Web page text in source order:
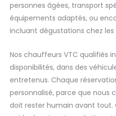
personnes âgées, transport
équipements adaptés, ou
incluant dégustations chez
Nos chauffeurs VTC qualifiés
disponibilités, dans des
entretenus. Chaque
personnalisé, parce que nous
doit rester humain avant tout.